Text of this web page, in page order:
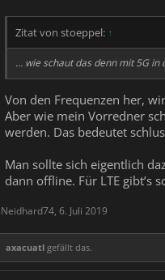
Zitat von stoeppel: ↑
… wie schaut das denn mit 5G in
Von den Frequenzen her,
Aber wie mein Vorredner
werden. Das bedeutet
Man sollte sich eigentlich
dann offline. Für LTE gibt’s
Neidhard74, 6. Juli 2019
axacuatl gefällt das.